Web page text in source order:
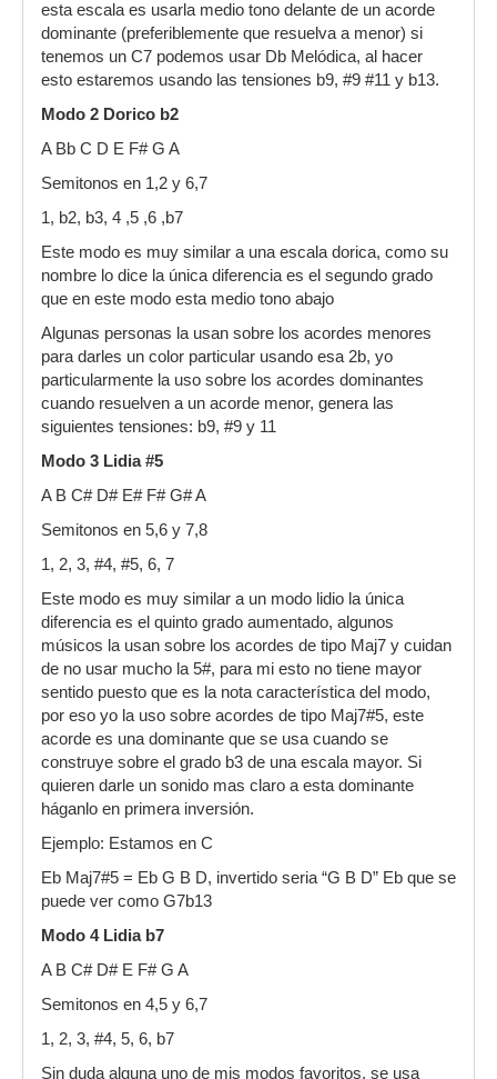
esta escala es usarla medio tono delante de un acorde
dominante (preferiblemente que resuelva a menor) si
tenemos un C7 podemos usar Db Melódica, al hacer
esto estaremos usando las tensiones b9, #9 #11 y b13.
Modo 2 Dorico b2
A Bb C D E F# G A
Semitonos en 1,2 y 6,7
1, b2, b3, 4 ,5 ,6 ,b7
Este modo es muy similar a una escala dorica, como su
nombre lo dice la única diferencia es el segundo grado
que en este modo esta medio tono abajo
Algunas personas la usan sobre los acordes menores
para darles un color particular usando esa 2b, yo
particularmente la uso sobre los acordes dominantes
cuando resuelven a un acorde menor, genera las
siguientes tensiones: b9, #9 y 11
Modo 3 Lidia #5
A B C# D# E# F# G# A
Semitonos en 5,6 y 7,8
1, 2, 3, #4, #5, 6, 7
Este modo es muy similar a un modo lidio la única
diferencia es el quinto grado aumentado, algunos
músicos la usan sobre los acordes de tipo Maj7 y cuidan
de no usar mucho la 5#, para mi esto no tiene mayor
sentido puesto que es la nota característica del modo,
por eso yo la uso sobre acordes de tipo Maj7#5, este
acorde es una dominante que se usa cuando se
construye sobre el grado b3 de una escala mayor. Si
quieren darle un sonido mas claro a esta dominante
háganlo en primera inversión.
Ejemplo: Estamos en C
Eb Maj7#5 = Eb G B D, invertido seria “G B D” Eb que se
puede ver como G7b13
Modo 4 Lidia b7
A B C# D# E F# G A
Semitonos en 4,5 y 6,7
1, 2, 3, #4, 5, 6, b7
Sin duda alguna uno de mis modos favoritos, se usa